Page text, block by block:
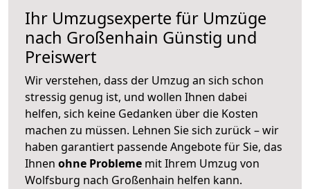
Ihr Umzugsexperte für Umzüge
nach Großenhain Günstig und
Preiswert
Wir verstehen, dass der Umzug an sich schon
stressig genug ist, und wollen Ihnen dabei
helfen, sich keine Gedanken über die Kosten
machen zu müssen. Lehnen Sie sich zurück – wir
haben garantiert passende Angebote für Sie, das
Ihnen ohne Probleme mit Ihrem Umzug von
Wolfsburg nach Großenhain helfen kann.